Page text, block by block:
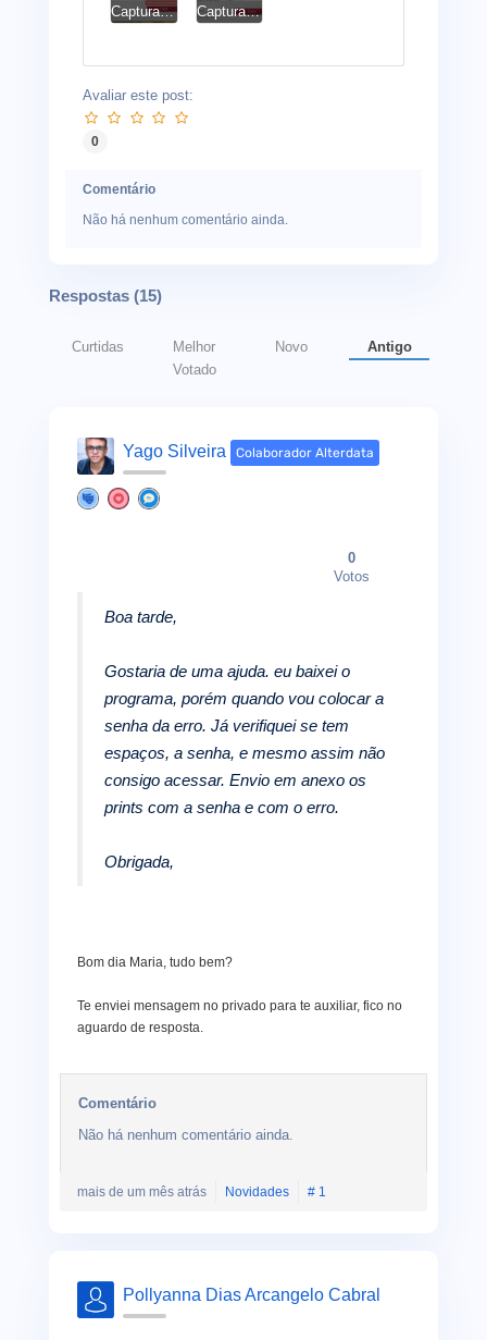
Captura de tela 2026-05-30 195427.png Captura de tela senha 2026-05-30 200215.png
Avaliar este post:
0
Comentário
Não há nenhum comentário ainda.
Respostas (15)
Curtidas
Melhor
Votado
Novo Antigo
Yago Silveira Colaborador Alterdata
0
Votos
Boa tarde,
Gostaria de uma ajuda. eu baixei o
programa, porém quando vou colocar a
senha da erro. Já verifiquei se tem
espaços, a senha, e mesmo assim não
consigo acessar. Envio em anexo os
prints com a senha e com o erro.
Obrigada,
Bom dia Maria, tudo bem?
Te enviei mensagem no privado para te auxiliar, fico no
aguardo de resposta.
Comentário
Não há nenhum comentário ainda.
mais de um mês atrás Novidades # 1
Pollyanna Dias Arcangelo Cabral